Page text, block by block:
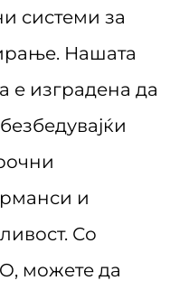
системи за
Нашата
е изградена да
и
Со
можете да